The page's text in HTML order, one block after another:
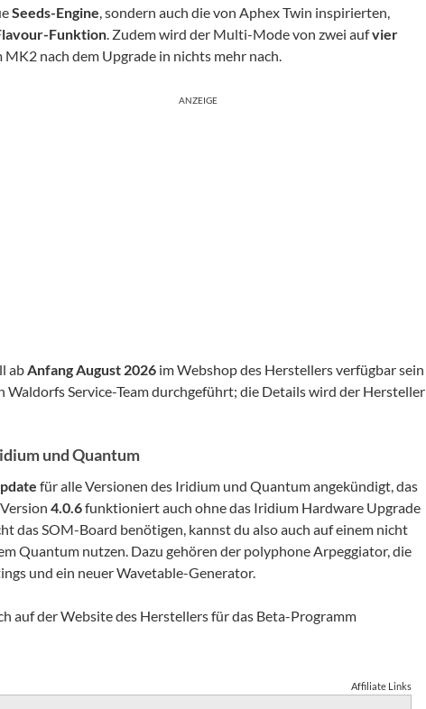
Seeds-Engine , sondern auch die von Aphex Twin inspirierten,
Funktion . Zudem wird der Multi-Mode von zwei aufvier
nach dem Upgrade in nichts mehr nach.
ANZEIGE
ab Anfang August 2026 im Webshop des Herstellers verfügbar sein
Waldorfs Service-Team durchgeführt; die Details wird der Hersteller
und Quantum
für alle Versionen des Iridium und Quantum angekündigt, das
4.0.6funktioniert auch ohne das Iridium Hardware Upgrade
das SOM-Board benötigen, kannst du also auch auf einem nicht
Quantum nutzen. Dazu gehören der polyphone Arpeggiator, die
und ein neuer Wavetable-Generator.
auf der Website des Herstellers für das Beta-Programm
Affiliate Links